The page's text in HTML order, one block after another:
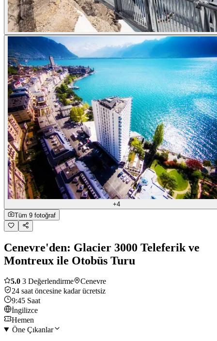
+4
Tüm 9 fotoğraf
Cenevre'den: Glacier 3000 Teleferik ve
Montreux ile Otobüs Turu
5.0 3 Değerlendirme
Cenevre
24 saat öncesine kadar ücretsiz
9:45 Saat
İngilizce
Hemen
Öne Çıkanlar